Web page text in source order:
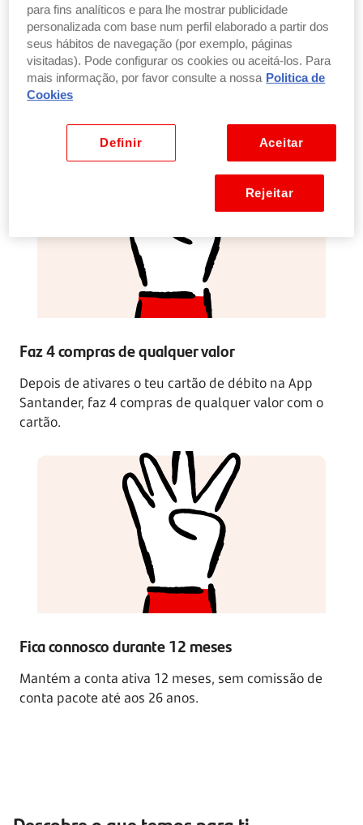
Vai à App e pede o teu cartão de débito
Adere, acede à App Santander e pede o teu cartão de
débito gratuito.
Faz 4 compras de qualquer valor
Depois de ativares o teu cartão de débito na App
Santander, faz 4 compras de qualquer valor com o
cartão.
Fica connosco durante12 meses
Mantém a conta ativa 12 meses, sem comissão de
conta pacote até aos 26 anos.
para fins analíticos e para lhe mostrar publicidade
personalizada com base num perfil elaborado a partir dos
seus hábitos de navegação (por exemplo, páginas
visitadas). Pode configurar os cookies ou aceitá-los. Para
mais informação, por favor consulte a nossa Politica de
Cookies
Aceitar
Definir
Rejeitar